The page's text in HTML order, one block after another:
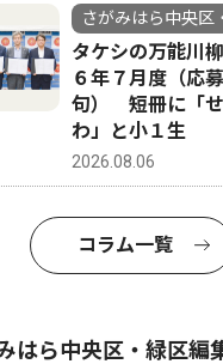
さがみはら中央区
タケシの万能川
６年７月度（応
句） 短冊に「
わ」と小１生
2026.08.06
コラム一覧
はら中央区・緑区編